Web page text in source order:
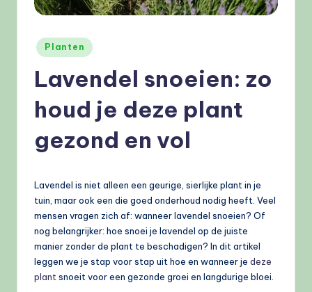
Geplaatst
in
Planten
Lavendel snoeien: zo
houd je deze plant
gezond en vol
Lavendel is niet alleen een geurige, sierlijke plant in je
tuin, maar ook een die goed onderhoud nodig heeft. Veel
mensen vragen zich af: wanneer lavendel snoeien? Of
nog belangrijker: hoe snoei je lavendel op de juiste
manier zonder de plant te beschadigen? In dit artikel
leggen we je stap voor stap uit hoe en wanneer je deze
plant snoeit voor een gezonde groei en langdurige bloei.